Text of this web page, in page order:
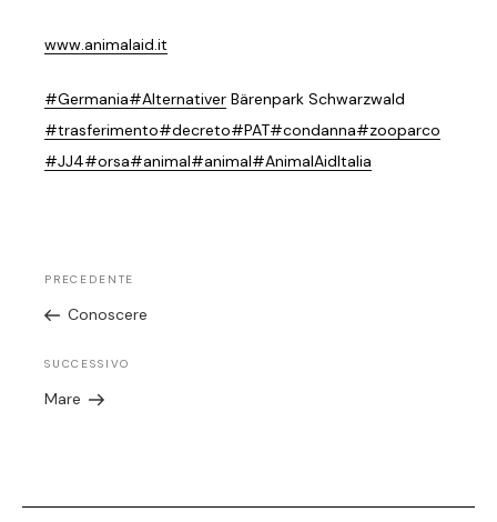
www.animalaid.it
#Germania#Alternativer Bärenpark Schwarzwald
#trasferimento#decreto#PAT#condanna#zooparco
#JJ4#orsa#animal#animal#AnimalAidItalia
PRECEDENTE
Conoscere
SUCCESSIVO
Mare